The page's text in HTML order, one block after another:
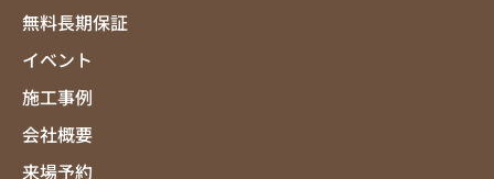
無料長期保証
イベント
施工事例
会社概要
来場予約